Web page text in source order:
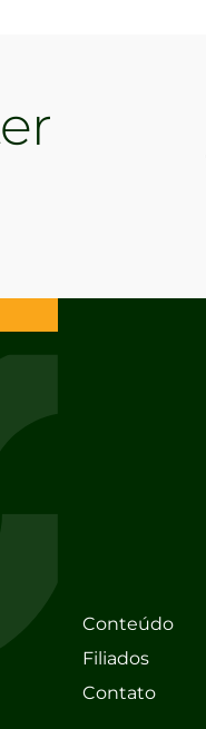
Conteúdo
Filiados
Contato